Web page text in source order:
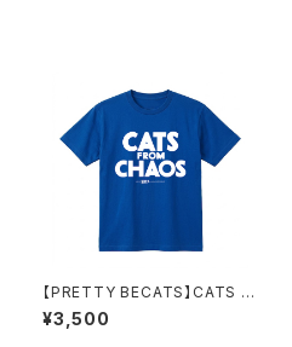
【PRETTY BECATS】CATS F
ROM CHAOS Tシャツ
¥3,500